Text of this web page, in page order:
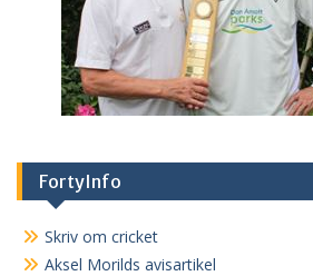
FortyInfo
Skriv om cricket
Aksel Morilds avisartikel